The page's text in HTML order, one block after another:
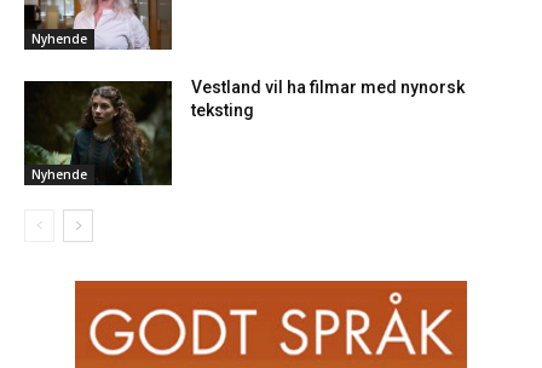
Nyhende
Nyhende
Vestland vil ha filmar med nynorsk
teksting